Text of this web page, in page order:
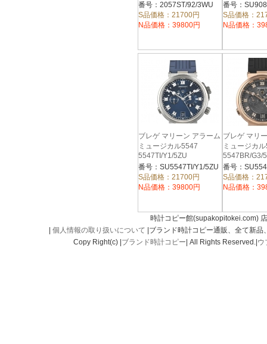
番号：2057ST/92/3WU
S品価格：21700円
N品価格：39800円
S品価格：
N品価格：
ブレゲ マリーン アラーム
ミュージカル5547
5547TI/Y1/5ZU
番号：SU5547TI/Y1/5ZU
S品価格：21700円
N品価格：39800円
ブレゲ マリ
ミュージカ
5547BR/G3/
S品価格：
N品価格：
時計コピー館(supakopitokei.com)
個人情報の取り扱いについて |ブランド時計コピー通販、全て新
Copy Right(c) | ブランド時計コピー | All Rights Reserved.| ウ